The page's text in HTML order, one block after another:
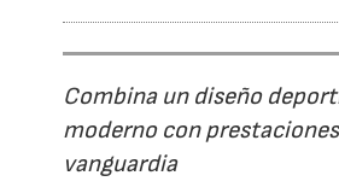
Combina un diseño
moderno con
vanguardia